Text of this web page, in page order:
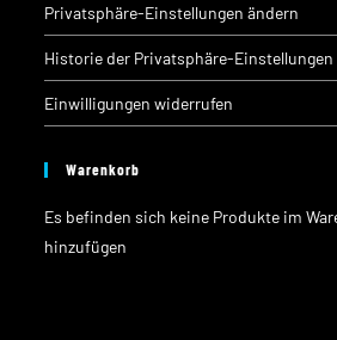
Privatsphäre-Einstellungen ändern
Historie der Privatsphäre-Einstellungen
Einwilligungen widerrufen
Warenkorb
Es befinden sich keine Produkte im
hinzufügen